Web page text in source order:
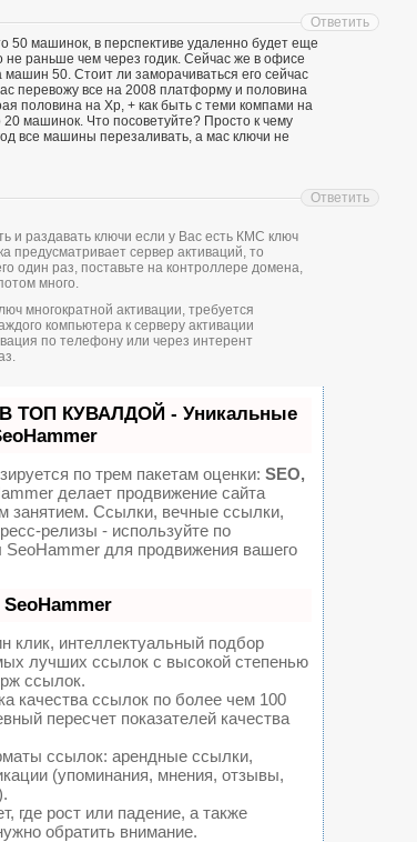
50 машинок, в перспективе удаленно будет еще
раньше чем через годик. Сейчас же в офисе
машин 50. Стоит ли заморачиваться его сейчас
перевожу все на 2008 платформу и половина
половина на Xp, + как быть с теми компами на
машинок. Что посоветуйте? Просто к чему
все машины перезаливать, а мас ключи не
Ответить
и раздавать ключи если у Вас есть КМС ключ
предусматривает сервер активаций, то
один раз, поставьте на контроллере домена,
много.
многократной активации, требуется
компьютера к серверу активации
по телефону или через интерент
ТОП КУВАЛДОЙ - Уникальные
по трем пакетам оценки: SEO,
делает продвижение сайта
занятием. Ссылки, вечные ссылки,
релизы - используйте по
SeoHammer для продвижения вашего
клик, интеллектуальный подбор
лучших ссылок с высокой степенью
ссылок.
качества ссылок по более чем 100
пересчет показателей качества
ссылок: арендные ссылки,
(упоминания, мнения, отзывы,
где рост или падение, а также
обратить внимание.
Ответить